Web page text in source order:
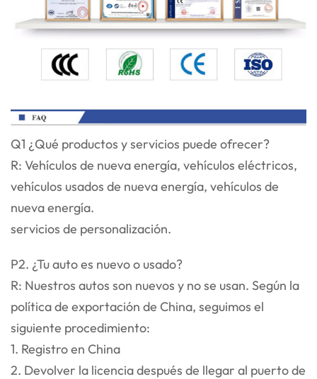
Q1 ¿Qué productos y servicios puede ofrecer?
R: Vehículos de nueva energía, vehículos eléctricos,
vehículos usados de nueva energía, vehículos de
nueva energía.
servicios de personalización.
P2. ¿Tu auto es nuevo o usado?
R: Nuestros autos son nuevos y no se usan. Según la
política de exportación de China, seguimos el
siguiente procedimiento:
1. Registro en China
2. Devolver la licencia después de llegar al puerto de